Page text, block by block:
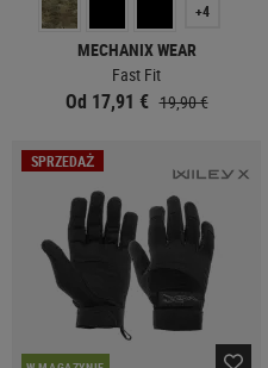
+4
MECHANIX WEAR
Fast Fit
Od 17,91 € 19,90 €
SPRZEDAŻ